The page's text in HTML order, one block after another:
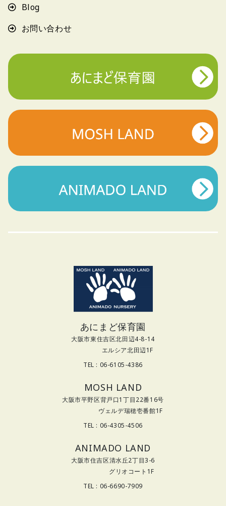
Blog
お問い合わせ
あにまど保育園
大阪市東住吉区北田辺4-8-14
エルシア北田辺1F
TEL : 06-6105-4386
MOSH LAND
大阪市平野区背戸口1丁目22番16号
ヴェルデ瑞穂壱番館1F
TEL : 06-4305-4506
ANIMADO LAND
大阪市住吉区清水丘2丁目3-6
グリオコート1F
TEL : 06-6690-7909